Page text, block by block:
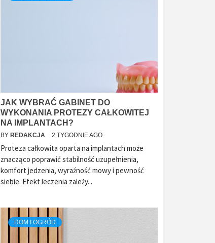
JAK WYBRAĆ GABINET DO
WYKONANIA PROTEZY CAŁKOWITEJ
NA IMPLANTACH?
BY REDAKCJA 2 TYGODNIE AGO
Proteza całkowita oparta na implantach może
znacząco poprawić stabilność uzupełnienia,
komfort jedzenia, wyraźność mowy i pewność
siebie. Efekt leczenia zależy...
DOM I OGRÓD